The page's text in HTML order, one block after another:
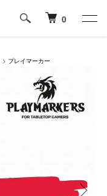
0
> プレイマーカー